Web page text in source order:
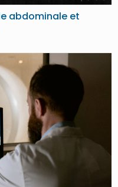
abdominale et